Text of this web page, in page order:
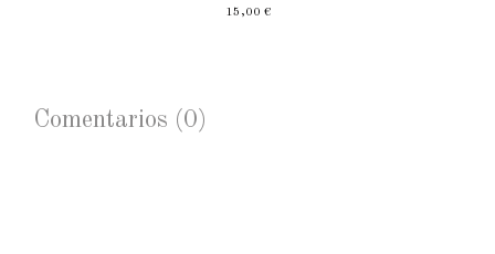
15,00 €
Comentarios (0)